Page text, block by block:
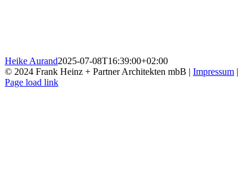
Heike Aurand2025-07-08T16:39:00+02:00
© 2024 Frank Heinz + Partner Architekten mbB | Impressum |
Instagram
Page load link